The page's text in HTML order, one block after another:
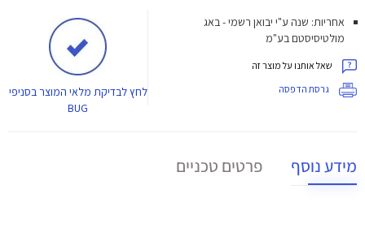
אחריות: שנה ע"י יבואן רשמי - באג
מולטיסיסטם בע"מ
שאל אותנו על מוצר זה
גרסת הדפסה
לחץלבדיקת מלאי המוצר בסניפי
BUG
מידע נוסף פרטים טכניים